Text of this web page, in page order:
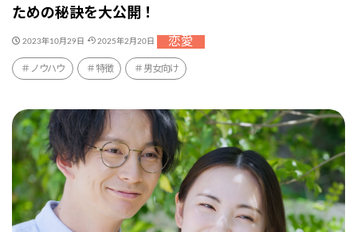
ための秘訣を大公開！
2023年10月29日 2025年2月20日 恋愛
ノウハウ 特徴 男女向け